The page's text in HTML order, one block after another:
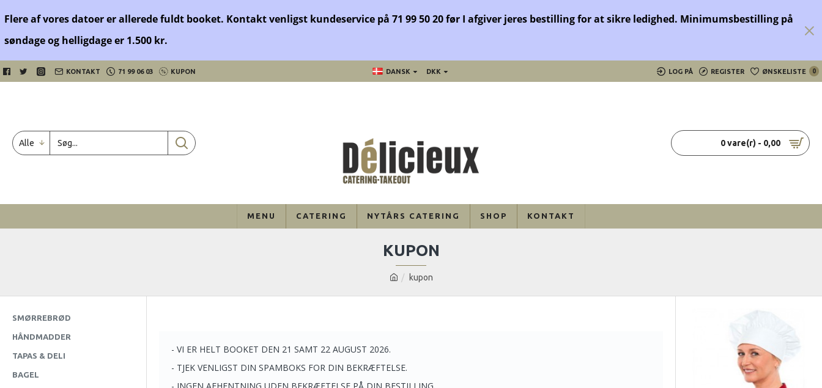
Flere af vores datoer er allerede fuldt booket. Kontakt venligst kundeservice på 71 99 50 20 før I afgiver jeres bestilling for at sikre ledighed. Minimumsbestilling på
søndage og helligdage er 1.500 kr.
KONTAKT 71 99 06 03 KUPON DANSK DKK LOG PÅ REGISTER ØNSKELISTE 0
Alle 0 vare(r) - 0,00
MENU CATERING NYTÅRS CATERING SHOP KONTAKT
kupon
KUPON
SMØRREBRØD
HÅNDMADDER
TAPAS & DELI
BAGEL